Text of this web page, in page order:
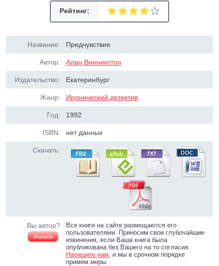
Рейтинг:
Название: Предчувствие
Автор: Алан Виннингтон
Издательство: Екатеринбург
Жанр: Иронический детектив
Год: 1992
ISBN: нет данных
Скачать:
Вы автор?
Жалоба
Все книги на сайте размещаются его
пользователями. Приносим свои глубочайшие
извинения, если Ваша книга была
опубликована без Вашего на то согласия.
Напишите нам, и мы в срочном порядке
примем меры.